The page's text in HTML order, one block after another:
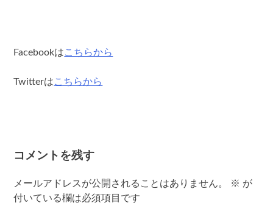
Facebookはこちらから
Twitterはこちらから
コメントを残す
メールアドレスが公開されることはありません。 ※ が
付いている欄は必須項目です